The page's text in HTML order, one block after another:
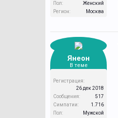
Пол:
Женский
Регион:
Москва
Янеон
В теме
Регистрация:
26 дек 2018
Сообщения:
517
Симпатии:
1.716
Пол:
Мужской